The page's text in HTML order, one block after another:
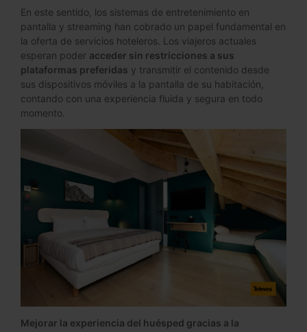
En este sentido, los sistemas de entretenimiento en
pantalla y streaming han cobrado un papel fundamental en
la oferta de servicios hoteleros. Los viajeros actuales
esperan poder acceder sin restricciones a sus
plataformas preferidas y transmitir el contenido desde
sus dispositivos móviles a la pantalla de su habitación,
contando con una experiencia fluida y segura en todo
momento.
Mejorar la experiencia del huésped gracias a la